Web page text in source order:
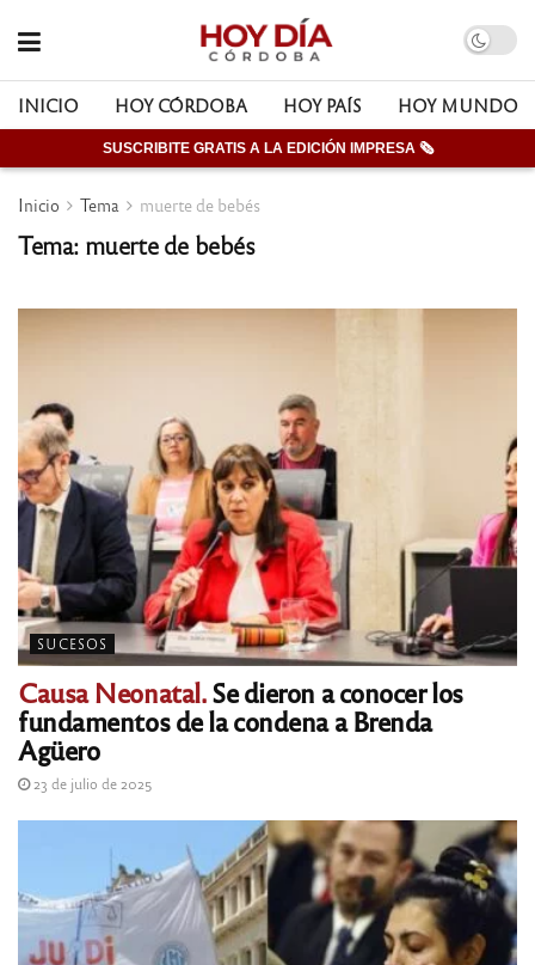
INICIO HOY CÓRDOBA HOY PAÍS HOY MUNDO
SUSCRIBITE GRATIS A LA EDICIÓN IMPRESA 🗞
Inicio Tema muerte de bebés
Tema: muerte de bebés
SUCESOS
Causa Neonatal.Se dieron a conocer los
fundamentos de la condena a Brenda
Agüero
23 de julio de 2025